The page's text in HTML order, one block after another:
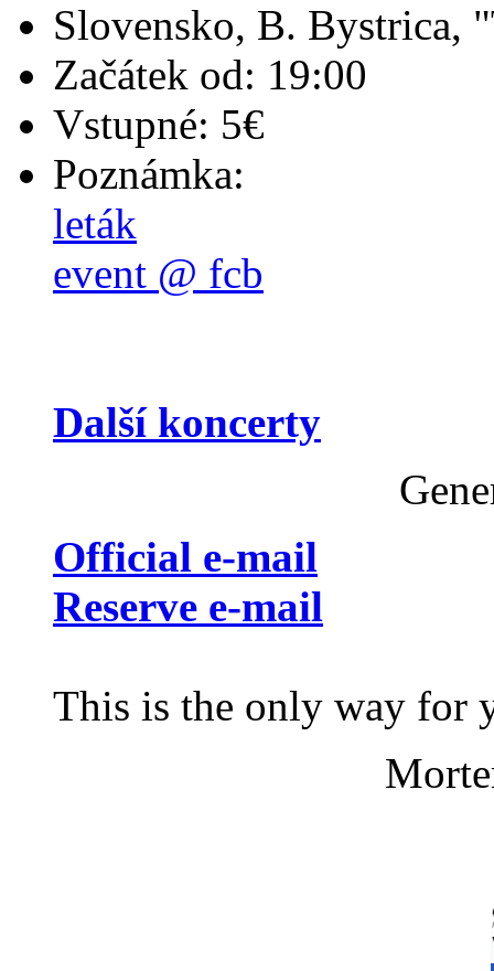
Slovensko, B. Bystrica,
Začátek od: 19:00
Vstupné: 5€
Poznámka:
leták
event @ fcb
Další koncerty
Official e-mail
Reserve e-mail
This is the only way for